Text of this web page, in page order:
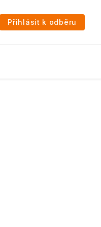
Přihlásit k odběru